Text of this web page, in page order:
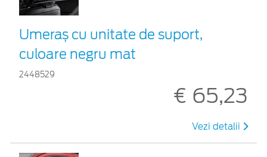
Umeraș cu unitate de suport,
culoare negru mat
2448529
€ 65,23
Vezi detalii